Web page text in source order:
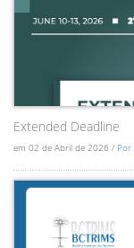
Extended Deadline
em 02 de Abril de 2026 / Por